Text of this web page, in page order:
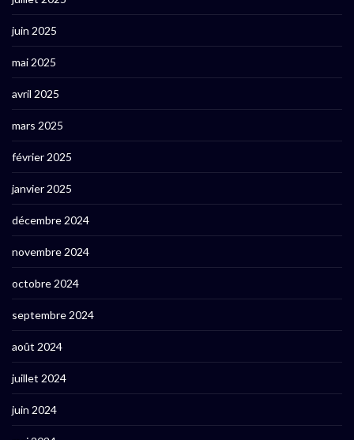
juin 2025
mai 2025
avril 2025
mars 2025
février 2025
janvier 2025
décembre 2024
novembre 2024
octobre 2024
septembre 2024
août 2024
juillet 2024
juin 2024